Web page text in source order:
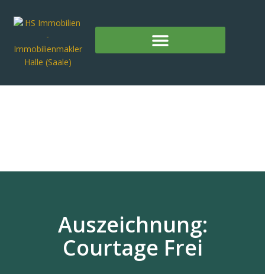
Auszeichnung:
Courtage Frei